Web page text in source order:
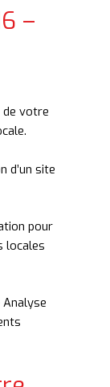
–
de votre
d’un site
pour
locales
Analyse